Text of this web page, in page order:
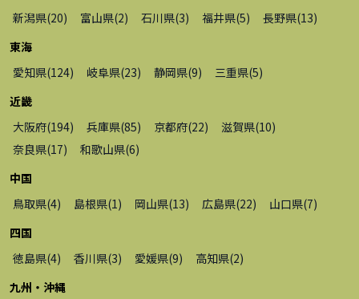
新潟県(20) 富山県(2) 石川県(3) 福井県(5) 長野県(13)
東海
愛知県(124) 岐阜県(23) 静岡県(9) 三重県(5)
近畿
大阪府(194) 兵庫県(85) 京都府(22) 滋賀県(10)
奈良県(17) 和歌山県(6)
中国
鳥取県(4) 島根県(1 ) 岡山県(13) 広島県(22) 山口県(7)
四国
徳島県(4) 香川県(3) 愛媛県(9) 高知県(2)
九州・沖縄